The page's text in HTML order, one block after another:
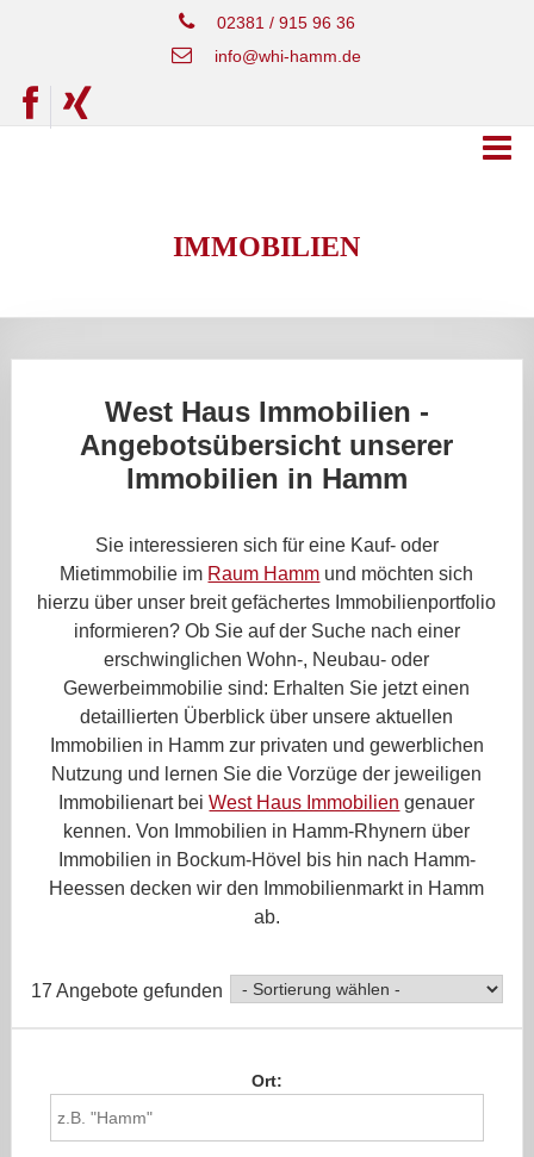
02381 / 915 96 36
info@whi-hamm.de
IMMOBILIEN
West Haus Immobilien -
Angebotsübersicht unserer
Immobilien in Hamm
Sie interessieren sich für eine Kauf- oder
Mietimmobilie im Raum Hamm und möchten sich
hierzu über unser breit gefächertes Immobilienportfolio
informieren? Ob Sie auf der Suche nach einer
erschwinglichen Wohn-, Neubau- oder
Gewerbeimmobilie sind: Erhalten Sie jetzt einen
detaillierten Überblick über unsere aktuellen
Immobilien in Hamm zur privaten und gewerblichen
Nutzung und lernen Sie die Vorzüge der jeweiligen
Immobilienart beiWest Haus Immobilien genauer
kennen. Von Immobilien in Hamm-Rhynern über
Immobilien in Bockum-Hövel bis hin nach Hamm-
Heessen decken wir den Immobilienmarkt in Hamm
ab.
17 Angebote gefunden
Ort: